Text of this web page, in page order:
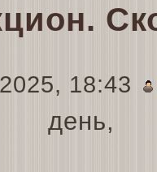
18:43
день,